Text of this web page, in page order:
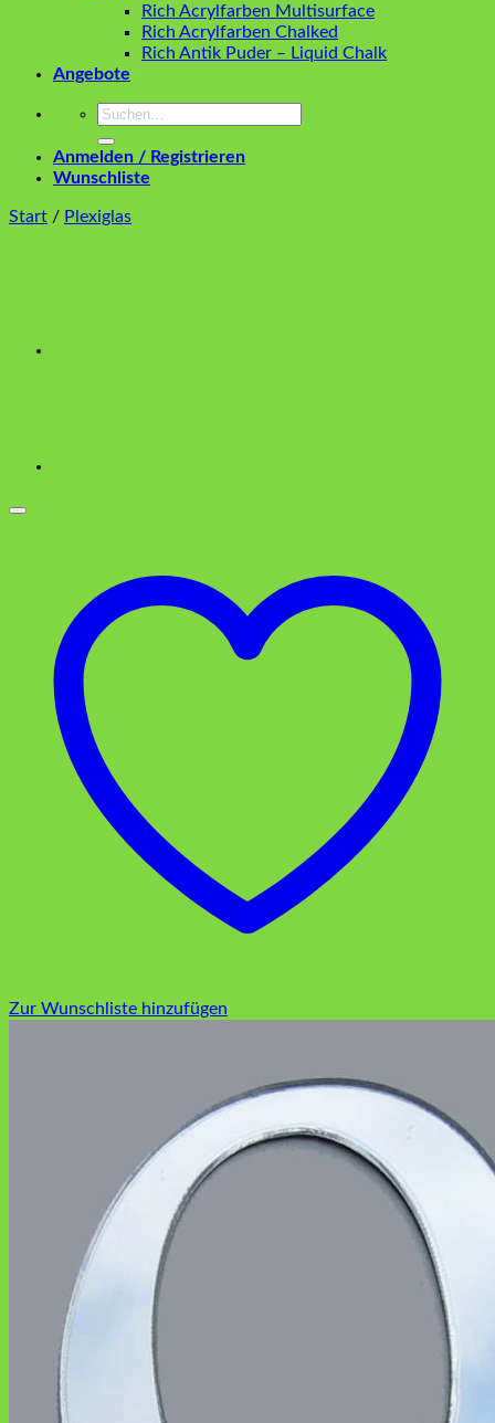
Rich Acrylfarben Multisurface
Rich Acrylfarben Chalked
Rich Antik Puder – Liquid Chalk
Angebote
Suchen
Anmelden / Registrieren
Wunschliste
Start / Plexiglas
Zur Wunschliste hinzufügen